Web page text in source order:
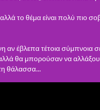
το θέμα είναι πολύ πιο
αν έβλεπα τέτοια σύμπνοια
θα μπορούσαν να
θάλασσα…